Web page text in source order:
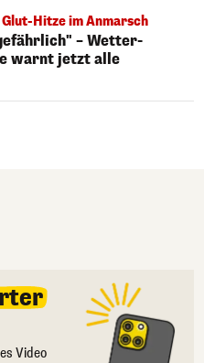
Glut-Hitze im Anmarsch
– Wetter-
warnt jetzt alle
Video